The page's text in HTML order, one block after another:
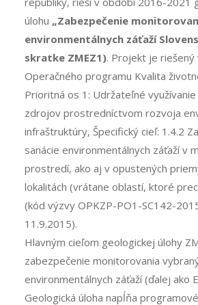
úlohu „Zabezpečenie
environmentálnych záťaží
skratke ZMEZ1). Projekt je riešený
Operačného programu Kvalita
Prioritná os 1: Udržateľné
zdrojov prostredníctvom rozvoja
infraštruktúry, Špecifický cieľ: 1.4.2
sanácie environmentálnych záťaží v
prostredí, ako aj v opustených
lokalitách (vrátane oblastí, ktoré
(kód výzvy OPKZP-PO1-SC142-
11.9.2015).
Hlavným cieľom geologickej úlohy
zabezpečenie monitorovania
environmentálnych záťaží (ďalej ako
Geologická úloha napĺňa